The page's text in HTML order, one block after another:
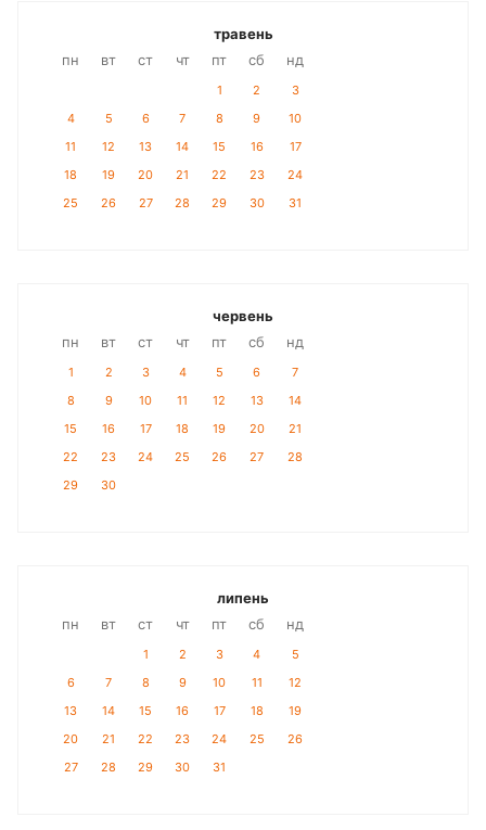
травень
пн
вт ст чт пт сб нд
1 2
3
4
5 6 7 8 9
10
11
12 13 14 15 16
17
18
19 20 21 22 23
24
25
26 27 28 29 30 31
червень
пн
вт ст чт пт сб нд
1 2 3 4 5 6
7
8
9 10 11 12 13
14
15
16 17 18 19 20
21
22
23 24 25 26 27
28
29
30
липень
пн
вт ст чт пт сб нд
1 2 3 4
5
6
7 8 9 10 11
12
13
14 15 16 17 18
19
20
21 22 23 24 25
26
27
28 29 30 31